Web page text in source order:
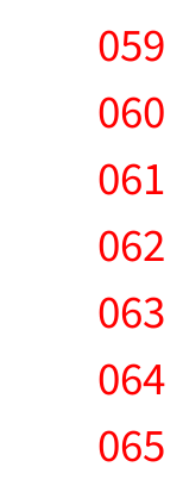
059
060
061
062
063
064
065